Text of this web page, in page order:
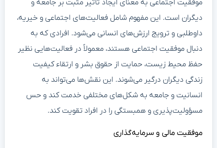
موفقیت اجتماعی به معنای ایجاد تأثیر مثبت بر جامعه و
دیگران است. این مفهوم شامل فعالیت‌های اجتماعی و خیریه،
داوطلبی و ترویج ارزش‌های انسانی می‌شود. افرادی که به
دنبال موفقیت اجتماعی هستند، معمولاً در فعالیت‌هایی نظیر
حفظ محیط زیست، حمایت از حقوق بشر و ارتقاء کیفیت
زندگی دیگران درگیر می‌شوند. این نقش‌ها می‌تواند به
انسانیت و جامعه به شکل‌های مختلفی خدمت کند و حس
مسؤولیت‌پذیری و همبستگی را در افراد تقویت کند.
موفقیت مالی و سرمایه‌گذاری